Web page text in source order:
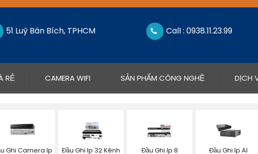
51 Luỹ Bán Bích, TPHCM Call : 0938.11.23.99
RẺ CAMERA WIFI SẢN PHẨM CÔNG NGHỆ DỊCH
Ghi Camera Ip
Đầu Ghi Ip 32 Kênh
Đầu Ghi Ip 8
Đầu Ghi Ip AI